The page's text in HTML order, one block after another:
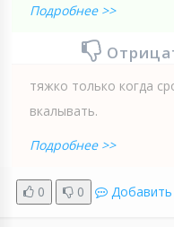
Подробнее >>
тяжко только когда
вкалывать.
Подробнее >>
0 0